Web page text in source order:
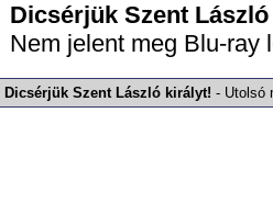
Dicsérjük Szent
Nem jelent meg Blu-ray
Dicsérjük Szent László királyt! - Utolsó